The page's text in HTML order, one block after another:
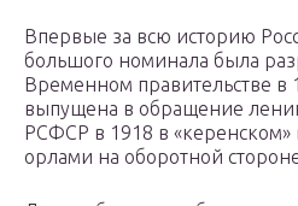
Впервые за всю историю
большого номинала была
Временном правительстве в
выпущена в обращение
РСФСР в 1918 в «керенском»
орлами на оборотной